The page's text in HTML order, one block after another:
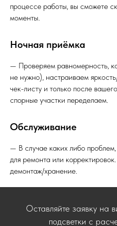
процессе работы, вы сможете
моменты.
Ночная приёмка
— Проверяем равномерность,
не нужно), настраиваем
чек-листу и только после
спорные участки переделаем.
Обслуживание
— В случае каких либо
для ремонта или
демонтаж/хранение.
Оставляйте заявку на
подсветки с